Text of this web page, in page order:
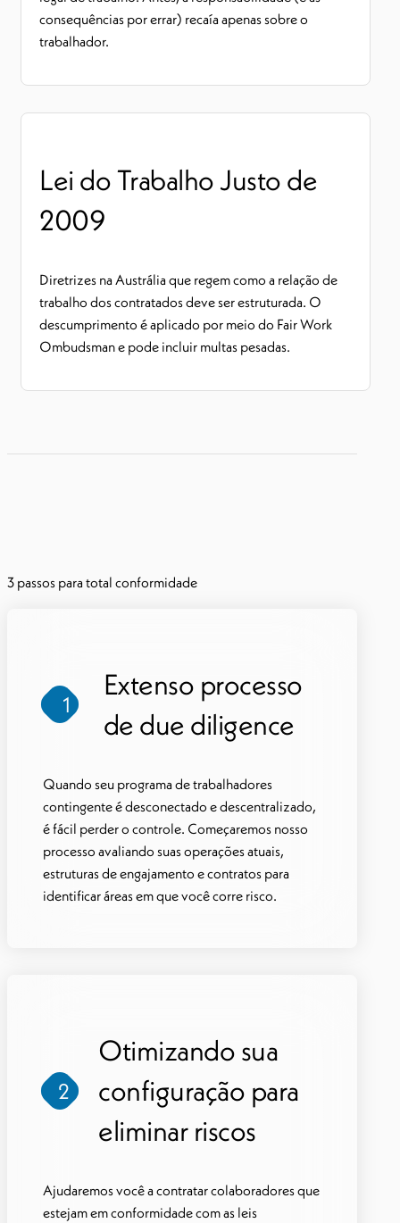
consequências por errar) recaía apenas sobre o
trabalhador.
Lei do Trabalho Justo de
2009
Diretrizes na Austrália que regem como a relação de
trabalho dos contratados deve ser estruturada. O
descumprimento é aplicado por meio do Fair Work
Ombudsman e pode incluir multas pesadas.
3 passos para total conformidade
1
Extenso processo
de due diligence
Quando seu programa de trabalhadores
contingente é desconectado e descentralizado,
é fácil perder o controle. Começaremos nosso
processo avaliando suas operações atuais,
estruturas de engajamento e contratos para
identificar áreas em que você corre risco.
2
Otimizando sua
configuração para
eliminar riscos
Ajudaremos você a contratar colaboradores que
estejam em conformidade com as leis